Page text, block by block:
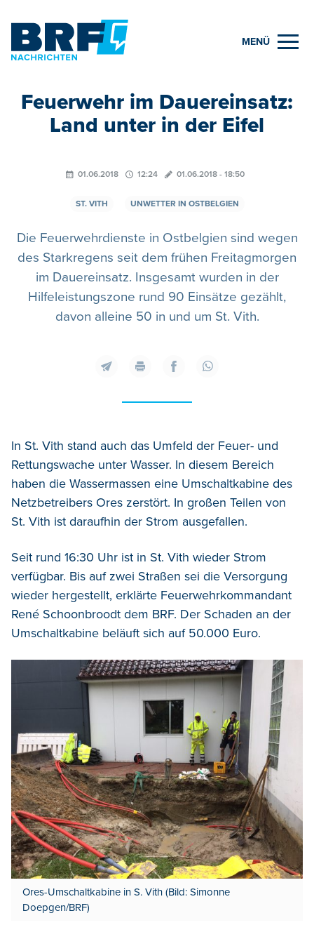
MENÜ
Feuerwehr im Dauereinsatz:
Land unter in der Eifel
01.06.2018 12:24 01.06.2018 - 18:50
ST. VITH UNWETTER IN OSTBELGIEN
Die Feuerwehrdienste in Ostbelgien sind wegen
des Starkregens seit dem frühen Freitagmorgen
im Dauereinsatz. Insgesamt wurden in der
Hilfeleistungszone rund 90 Einsätze gezählt,
davon alleine 50 in und um St. Vith.
In St. Vith stand auch das Umfeld der Feuer- und
Rettungswache unter Wasser. In diesem Bereich
haben die Wassermassen eine Umschaltkabine des
Netzbetreibers Ores zerstört. In großen Teilen von
St. Vith ist daraufhin der Strom ausgefallen.
Seit rund 16:30 Uhr ist in St. Vith wieder Strom
verfügbar. Bis auf zwei Straßen sei die Versorgung
wieder hergestellt, erklärte Feuerwehrkommandant
René Schoonbroodt dem BRF. Der Schaden an der
Umschaltkabine beläuft sich auf 50.000 Euro.
Ores-Umschaltkabine in S. Vith (Bild: Simonne
Doepgen/BRF)